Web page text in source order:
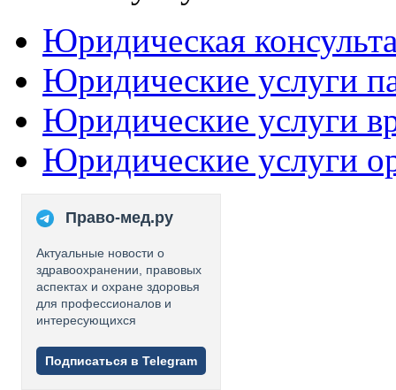
Юридическая
Юридические услуги
Юридические услуги
Юридические услуги
Право-мед.ру
Актуальные новости о
здравоохранении, правовых
аспектах и охране здоровья
для профессионалов и
интересующихся
Подписаться в Telegram